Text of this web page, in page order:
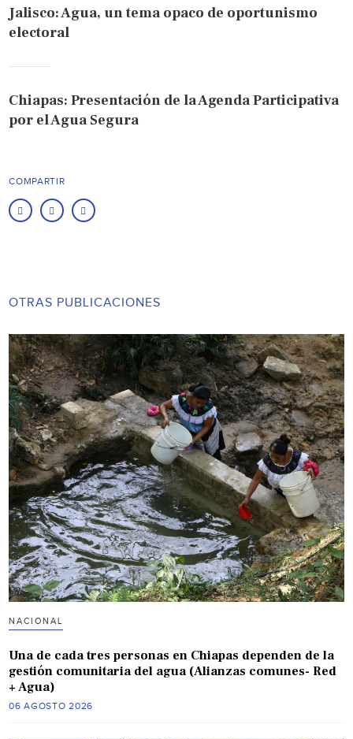
Jalisco: Agua, un tema opaco de oportunismo
electoral
Chiapas: Presentación de la Agenda Participativa
por el Agua Segura
COMPARTIR
OTRAS PUBLICACIONES
NACIONAL
Una de cada tres personas en Chiapas dependen de la
gestión comunitaria del agua (Alianzas comunes- Red
+ Agua)
06 AGOSTO 2026